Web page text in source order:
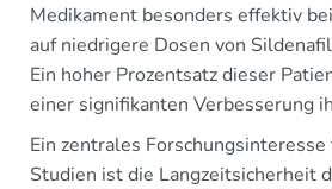
Medikament besonders effektiv
auf niedrigere Dosen von
Ein hoher Prozentsatz dieser
einer signifikanten Verbesserung
Ein zentrales
Studien ist die Langzeitsicherheit